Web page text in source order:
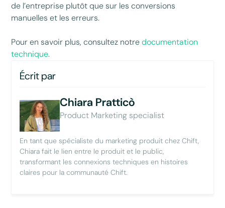
Écrit par
Chiara Pratticò
Product Marketing specialist
En tant que spécialiste du marketing produit chez Chift,
Chiara fait le lien entre le produit et le public,
transformant les connexions techniques en histoires
claires pour la communauté Chift.
de l’entreprise plutôt que sur les conversions
manuelles et les erreurs.
Pour en savoir plus, consultez notredocumentation
technique.